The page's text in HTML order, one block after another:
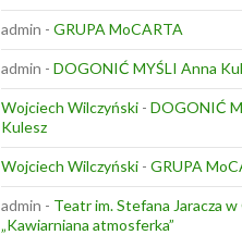
admin - GRUPA MoCARTA
admin - DOGONIĆ MYŚLI Anna
Wojciech Wilczyński - DOGONIĆ
Kulesz
Wojciech Wilczyński - GRUPA
admin - Teatr im. Stefana Jaracza
„Kawiarniana atmosferka”